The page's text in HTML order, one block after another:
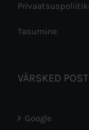
Tasumine
VÄRSKED
Google